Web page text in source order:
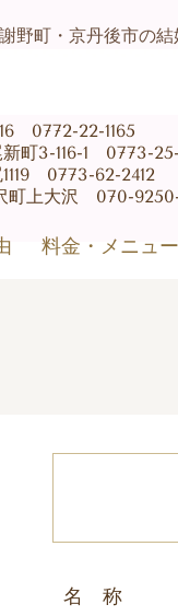
野町・京丹後市の結
0772-22-1165
町3-116-1 0773-
0773-62-2412
町上大沢 070-
料金・メニュー
名 称